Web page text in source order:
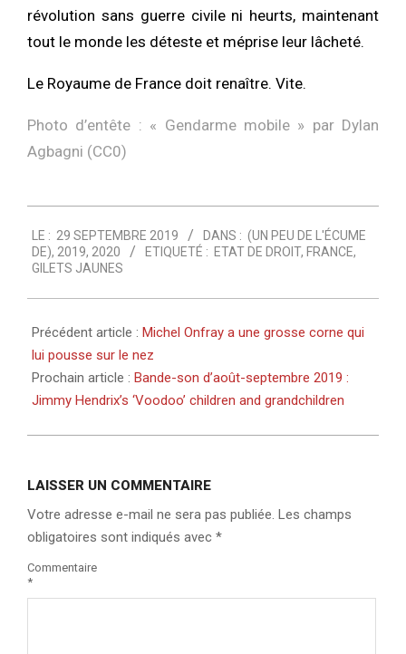
révolution sans guerre civile ni heurts, maintenant
tout le monde les déteste et méprise leur lâcheté.
Le Royaume de France doit renaître. Vite.
Photo d’entête : « Gendarme mobile» par Dylan
Agbagni (CC0)
09-
29
LE : 29 SEPTEMBRE 2019 DANS : (UN PEU DE L'ÉCUME
DE), 2019, 2020 ETIQUETÉ : ETAT DE DROIT, FRANCE,
GILETS JAUNES
Précédent article : Michel Onfray a une grosse corne qui
lui pousse sur le nez
Prochain article : Bande-son d’août-septembre 2019 :
Jimmy Hendrix’s ‘Voodoo’ children and grandchildren
LAISSER UN COMMENTAIRE
Votre adresse e-mail ne sera pas publiée. Les champs
obligatoires sont indiqués avec *
Commentaire
*